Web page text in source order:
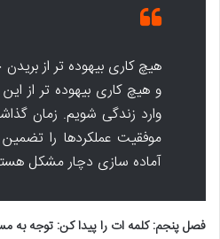
هیچ کاری بیهوده تر از
و هیچ کاری بیهوده تر از
وارد زندگی شویم. زمان
موفقیت عملکردها را
آماده سازی دچار مشکل
فصل پنجم: کلمه ات را پیدا کن: توجه به